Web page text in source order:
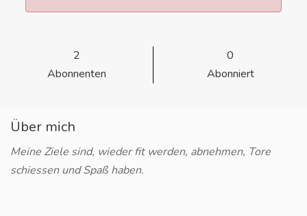
2
Abonnenten
0
Abonniert
Über mich
Meine Ziele sind, wieder fit werden, abnehmen, Tore
schiessen und Spaß haben.